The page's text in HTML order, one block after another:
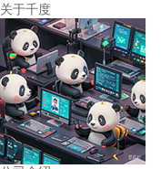
关于千度